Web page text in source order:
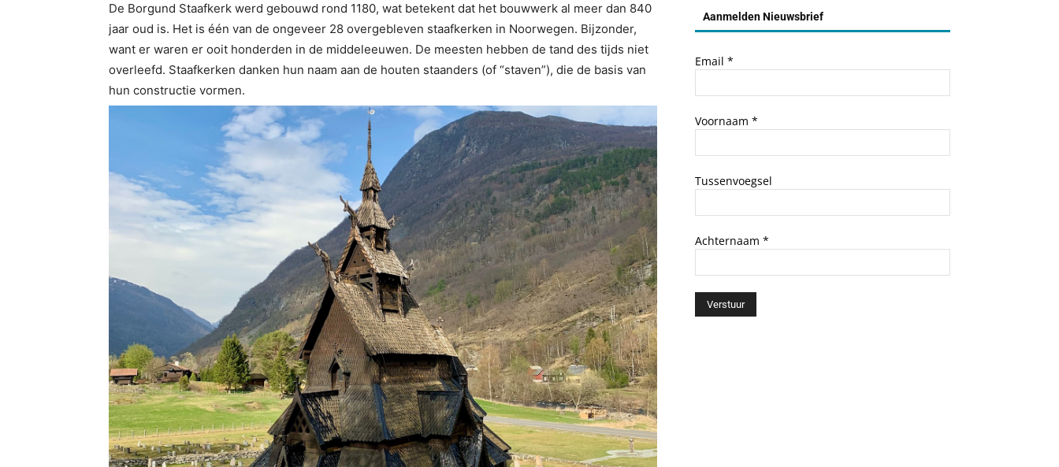
De Borgund Staafkerk werd gebouwd rond 1180, wat betekent dat het bouwwerk al meer dan 840
jaar oud is. Het is één van de ongeveer 28 overgebleven staafkerken in Noorwegen. Bijzonder,
want er waren er ooit honderden in de middeleeuwen. De meesten hebben de tand des tijds niet
overleefd. Staafkerken danken hun naam aan de houten staanders (of “staven”), die de basis van
hun constructie vormen.
Aanmelden Nieuwsbrief
Email *
Voornaam *
Tussenvoegsel
Achternaam *